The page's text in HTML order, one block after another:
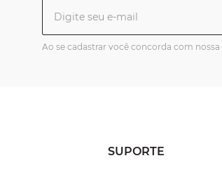
Ao se cadastrar você concorda com nossa
SUPORTE